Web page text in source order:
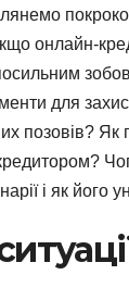
для
позовів? Як
і як його